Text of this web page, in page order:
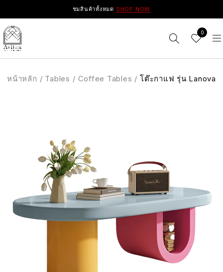
ชมสินค้าทั้งหมด SHOP NOW
0
หน้าหลัก / Tables / Coffee Tables / โต๊ะกาแฟ รุ่น Lanova